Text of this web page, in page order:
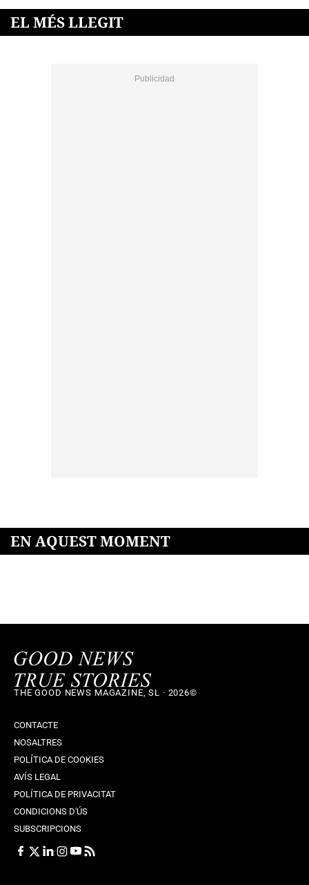
EL MÉS LLEGIT
EN AQUEST MOMENT
THE GOOD NEWS MAGAZINE, SL · 2026©
CONTACTE
NOSALTRES
POLÍTICA DE COOKIES
AVÍS LEGAL
POLÍTICA DE PRIVACITAT
CONDICIONS D'ÚS
SUBSCRIPCIONS